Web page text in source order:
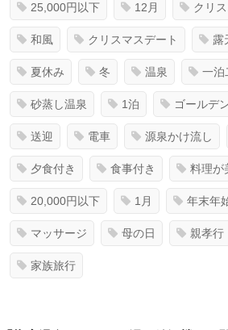
25,000円以下 12月 クリ
和風 クリスマスデート 露
夏休み 冬 温泉 一泊
砂蒸し温泉 1泊 ゴールデ
送迎 電車 源泉かけ流し
夕食付き 食事付き 料理が
20,000円以下 1月 年末年
マッサージ 母の日 親孝行
家族旅行